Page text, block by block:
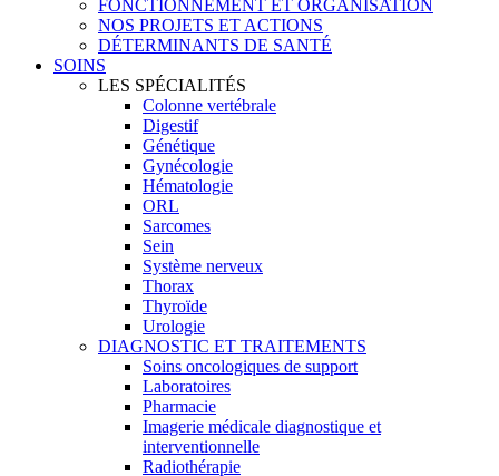
FONCTIONNEMENT ET ORGANISATION
NOS PROJETS ET ACTIONS
DÉTERMINANTS DE SANTÉ
SOINS
LES SPÉCIALITÉS
Colonne vertébrale
Digestif
Génétique
Gynécologie
Hématologie
ORL
Sarcomes
Sein
Système nerveux
Thorax
Thyroïde
Urologie
DIAGNOSTIC ET TRAITEMENTS
Soins oncologiques de support
Laboratoires
Pharmacie
Imagerie médicale diagnostique et
interventionnelle
Radiothérapie